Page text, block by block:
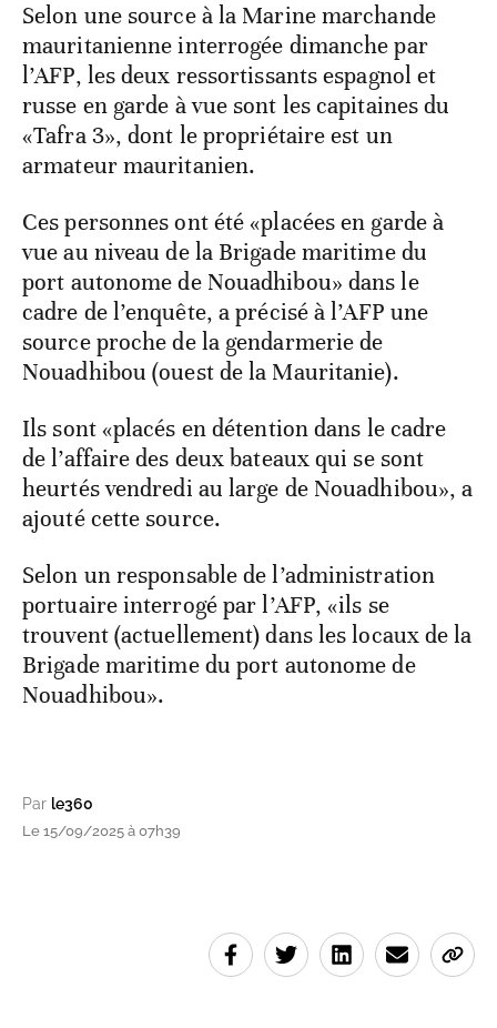
Selon une source à la Marine marchande
mauritanienne interrogée dimanche par
l’AFP, les deux ressortissants espagnol et
russe en garde à vue sont les capitaines du
«Tafra 3», dont le propriétaire est un
armateur mauritanien.
Ces personnes ont été «placées en garde à
vue au niveau de la Brigade maritime du
port autonome de Nouadhibou» dans le
cadre de l’enquête, a précisé à l’AFP une
source proche de la gendarmerie de
Nouadhibou (ouest de la Mauritanie).
Ils sont «placés en détention dans le cadre
de l’affaire des deux bateaux qui se sont
heurtés vendredi au large de Nouadhibou», a
ajouté cette source.
Selon un responsable de l’administration
portuaire interrogé par l’AFP, «ils se
trouvent (actuellement) dans les locaux de la
Brigade maritime du port autonome de
Nouadhibou».
Par le360
Le 15/09/2025 à 07h39